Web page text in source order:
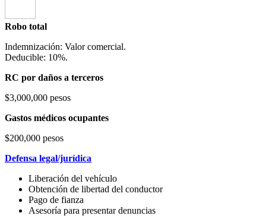
Robo total
Indemnización: Valor comercial.
Deducible: 10%.
RC por daños a terceros
$3,000,000 pesos
Gastos médicos ocupantes
$200,000 pesos
Defensa legal/jurídica
Liberación del vehículo
Obtención de libertad del conductor
Pago de fianza
Asesoría para presentar denuncias